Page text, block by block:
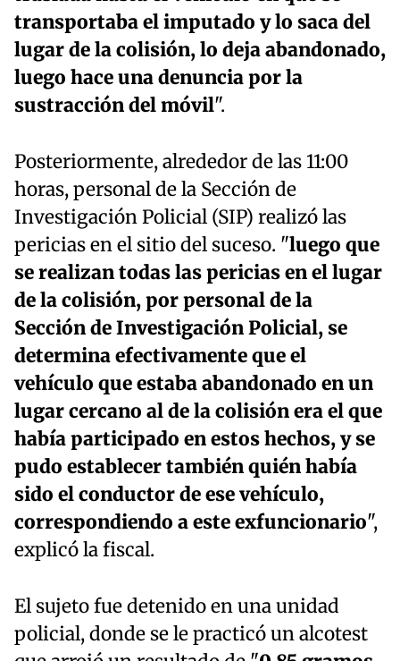
transportaba el imputado y lo saca del
lugar de la colisión, lo deja abandonado,
luego hace una denuncia por la
sustracción del móvil".
Posteriormente, alrededor de las 11:00
horas, personal de la Sección de
Investigación Policial (SIP) realizó las
pericias en el sitio del suceso. "luego que
se realizan todas las pericias en el lugar
de la colisión, por personal de la
Sección de Investigación Policial, se
determina efectivamente que el
vehículo que estaba abandonado en un
lugar cercano al de la colisión era el que
había participado en estos hechos, y se
pudo establecer también quién había
sido el conductor de ese vehículo,
correspondiendo a este exfuncionario",
explicó la fiscal.
El sujeto fue detenido en una unidad
policial, donde se le practicó un alcotest